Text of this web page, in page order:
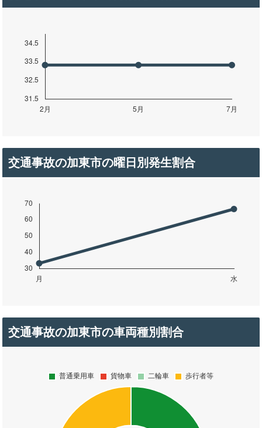
交通事故の加東市の曜日別発生割合
交通事故の加東市の車両種別割合